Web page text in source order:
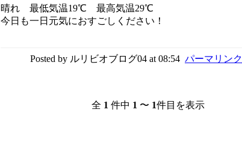
晴れ 最低気温19℃ 最高気温29℃
今日も一日元気におすごしください！
Posted by ルリビオブログ04 at 08:54 パーマリンク
全 1 件中 1 〜 1件目を表示